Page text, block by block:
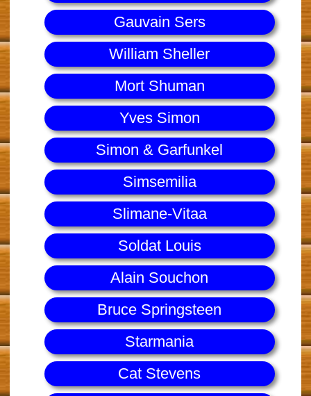
Gauvain Sers
William Sheller
Mort Shuman
Yves Simon
Simon & Garfunkel
Simsemilia
Slimane-Vitaa
Soldat Louis
Alain Souchon
Bruce Springsteen
Starmania
Cat Stevens